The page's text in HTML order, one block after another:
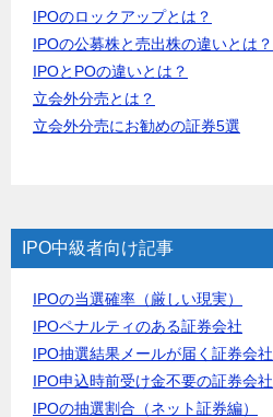
IPOのロックアップとは？
IPOの公募株と売出株の違いとは？
IPOとPOの違いとは？
立会外分売とは？
立会外分売にお勧めの証券5選
IPO中級者向け記事
IPOの当選確率（厳しい現実）
IPOペナルティのある証券会社
IPO抽選結果メールが届く証券会社
IPO申込時前受け金不要の証券会社
IPOの抽選割合（ネット証券編）